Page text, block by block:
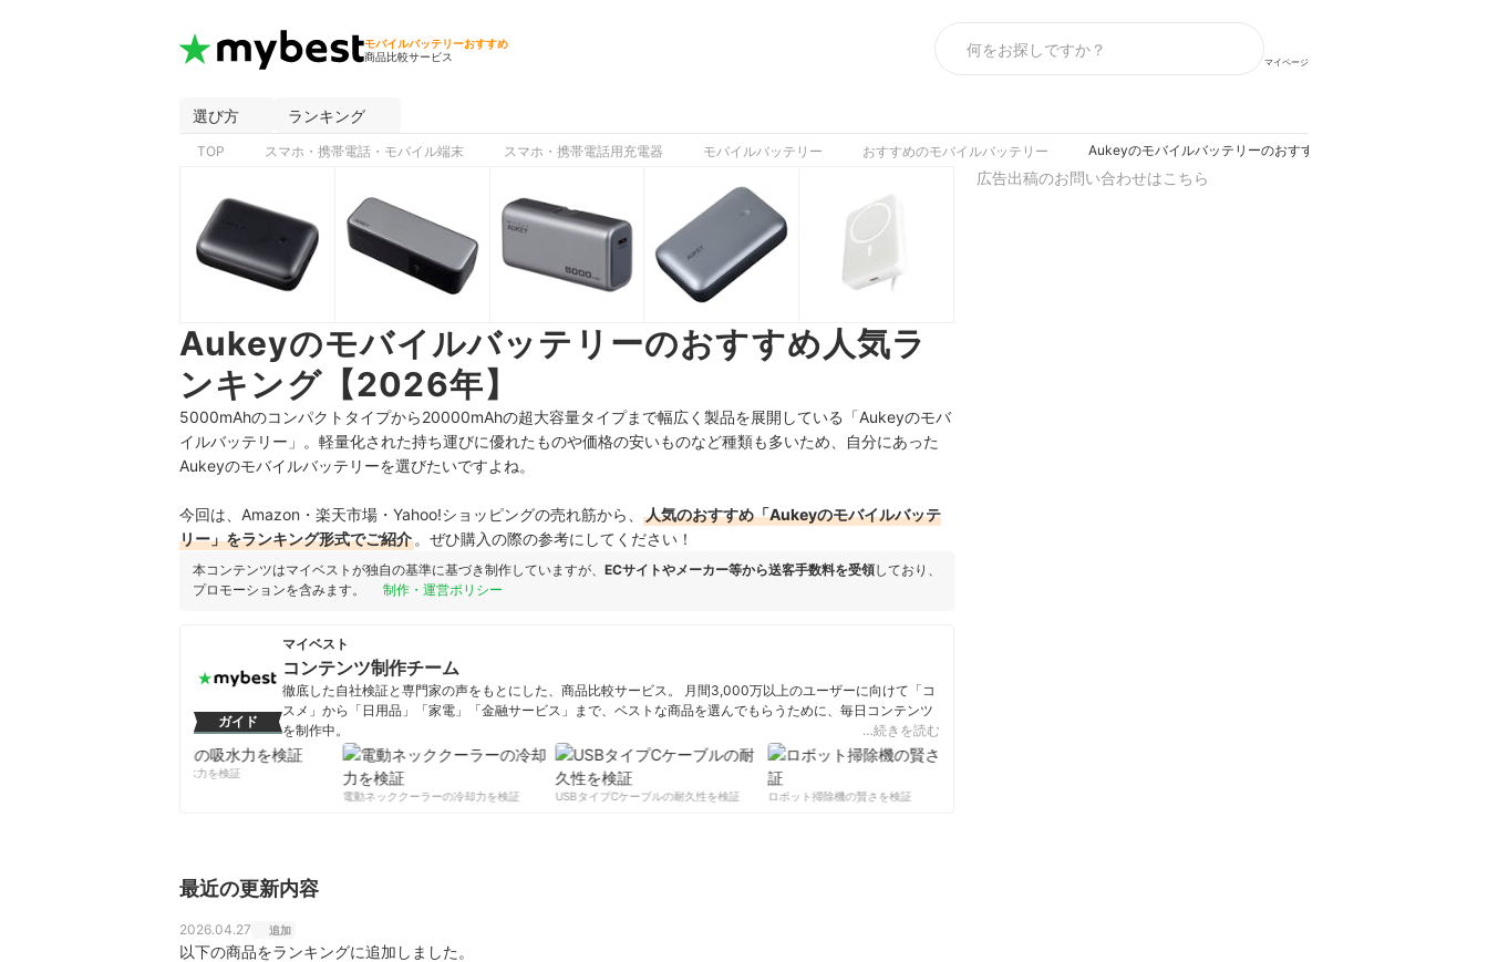
モバイルバッテリーおすすめ
商品比較サービス
マイページ
選び方 ランキング
TOP スマホ・携帯電話・モバイル端末 スマホ・携帯電話用充電器 モバイルバッテリー おすすめのモバイルバッテリー Aukeyのモバイルバッテリーのおすすめ人気ランキング【2026年
Aukeyのモバイルバッテリーのおすすめ人気ラ
ンキング【2026年】
5000mAhのコンパクトタイプから20000mAhの超大容量タイプまで幅広く製品を展開している「Aukeyのモバ
イルバッテリー」。軽量化された持ち運びに優れたものや価格の安いものなど種類も多いため、自分にあった
Aukeyのモバイルバッテリーを選びたいですよね。
今回は、Amazon・楽天市場・Yahoo!ショッピングの売れ筋から、
人気のおすすめ「Aukeyのモバイルバッテ
リー」をランキング形式でご紹介 。ぜひ購入の際の参考にしてください！
本コンテンツはマイベストが独自の基準に基づき制作していますが、 ECサイトやメーカー等から送客手数料を受領しており、
プロモーションを含みます。
制作・運営ポリシー
ガイド
マイベスト
コンテンツ制作チーム
徹底した自社検証と専門家の声をもとにした、商品比較サービス。 月間3,000万以上のユーザーに向けて「コ
スメ」から「日用品」「家電」「金融サービス」まで、ベストな商品を選んでもらうために、毎日コンテンツ
を制作中。
コンテンツ制作チームのプロフィール
…続きを読む
柔軟剤の吸水力を検証
電動ネッククーラーの冷却力を検証
USBタイプCケーブルの耐久性を検証 ロボット掃除機の賢さを検証
最近の更新内容
2026.04.27 追加
以下の商品をランキングに追加しました。
広告出稿のお問い合わせはこちら